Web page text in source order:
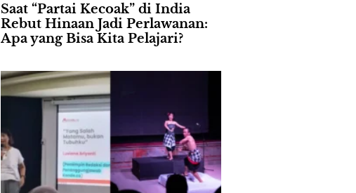
Saat “Partai Kecoak” di India
Rebut Hinaan Jadi Perlawanan:
Apa yang Bisa Kita Pelajari?